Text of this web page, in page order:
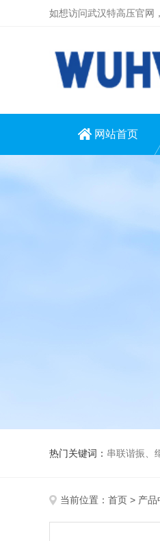
如想访问武汉特高压官网
网站首页
热门关键词： 串联谐振、
当前位置： 首页 > 产品